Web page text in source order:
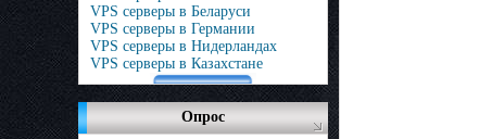
VPS серверы в Беларуси
VPS серверы в Германии
VPS серверы в Нидерландах
VPS серверы в Казахстане
Опрос